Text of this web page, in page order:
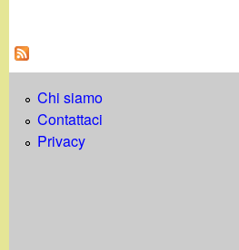
P
a
g Chi siamo
Contattaci
Privacy